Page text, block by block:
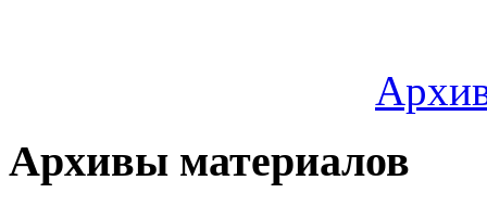
Архивы материалов